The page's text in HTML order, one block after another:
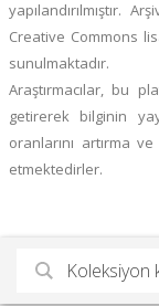
yapılandırılmıştır.
Creative Commons
sunulmaktadır.
Araştırmacılar, bu
getirerek bilginin
oranlarını artırma
etmektedirler.